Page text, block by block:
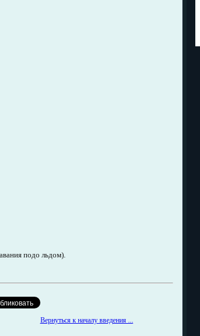
подо льдом).
Вернуться к началу введения ...